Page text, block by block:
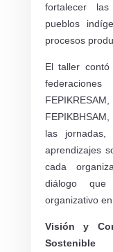
fortalecer
pueblos
procesos
El taller
FEPIKRESAM,
las jornadas,
aprendizajes
cada
diálogo
organizativo
Visión y
Sostenible